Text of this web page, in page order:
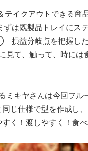
イクアウトできる商
既製品トレイにステ
益分岐点を把握した
見て、触って、時には
ミキヤさんは今回フル
じ仕様で型を作成し
く！渡しやすく！食